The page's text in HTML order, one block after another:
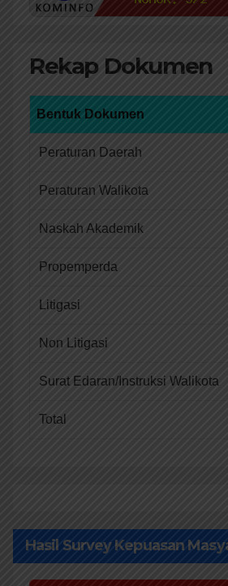
Rekap Dokumen
Bentuk Dokumen
Peraturan Daerah
Peraturan Walikota
Naskah Akademik
Propemperda
Litigasi
Non Litigasi
Surat Edaran/Instruksi Walikota
Total
Hasil Survey Kepuasan